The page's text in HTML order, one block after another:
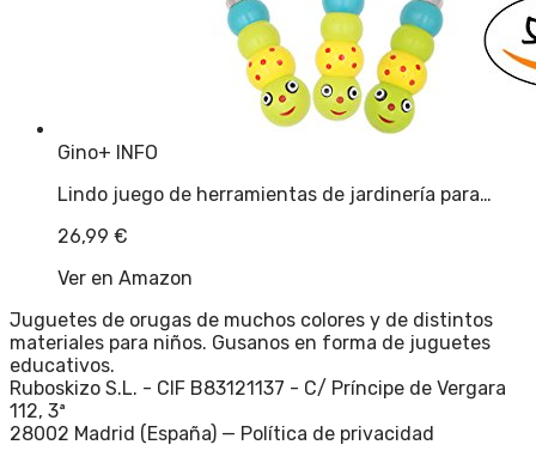
Gino+ INFO
Lindo juego de herramientas de jardinería para…
26,99 €
Ver en Amazon
Juguetes de orugas de muchos colores y de distintos
materiales para niños. Gusanos en forma de juguetes
educativos.
Ruboskizo S.L. - CIF B83121137 - C/ Príncipe de Vergara
112, 3ª
28002 Madrid (España) — Política de privacidad